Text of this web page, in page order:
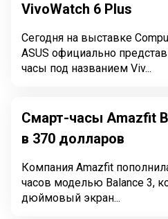
VivoWatch 6 Plus
Сегодня на выставке
ASUS официально
часы под названием Viv...
Смарт-часы Amazfit
в 370 долларов
Компания Amazfit
часов моделью Balance 3,
дюймовый экран...